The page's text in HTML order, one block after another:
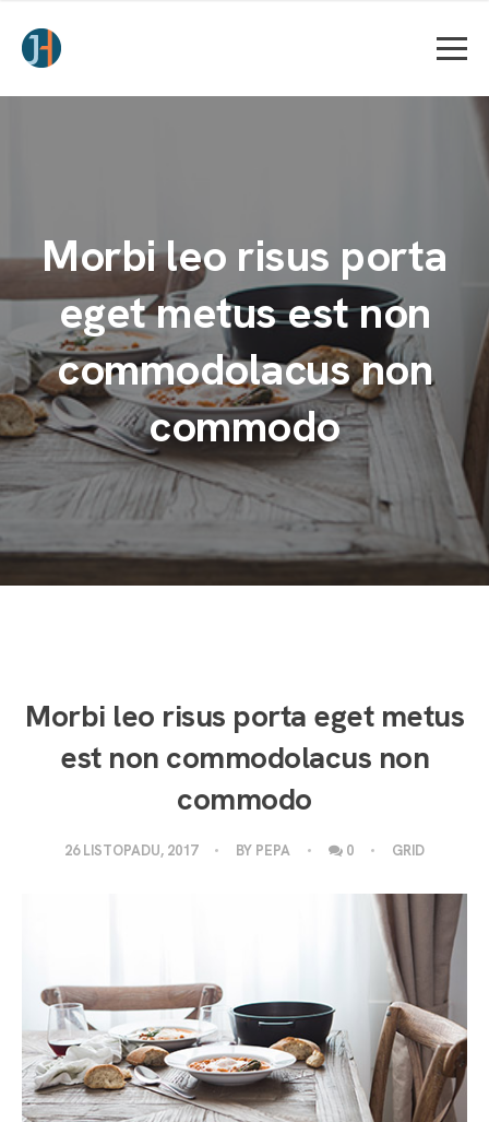
Morbi leo risus porta
eget metus est non
commodolacus non
commodo
Morbi leo risus porta eget metus
est non commodolacus non
commodo
26 LISTOPADU, 2017 BY PEPA 0 GRID